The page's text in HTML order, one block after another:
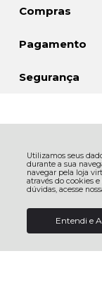
Utilizamos seus
durante a sua
navegar pela loja
através do cookies
dúvidas, acesse
Entendi e
Compras
Pagamento
Segurança
Negro
CNPJ: 11.282.954/